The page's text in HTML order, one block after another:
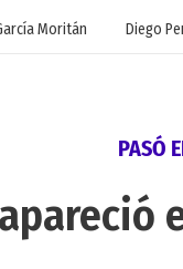
Moritán Diego
PASÓ